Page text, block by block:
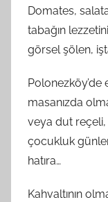
Domates,
tabağın
görsel şölen,
Polonezköy’de
masanızda
veya dut
çocukluk
hatıra…
Kahvaltının